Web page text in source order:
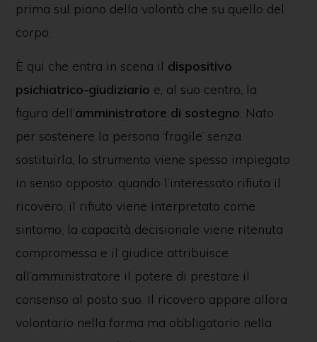
prima sul piano della volontà che su quello del
corpo.
È qui che entra in scena il dispositivo
psichiatrico-giudiziario e, al suo centro, la
figura dell’amministratore di sostegno. Nato
per sostenere la persona ‘fragile’ senza
sostituirla, lo strumento viene spesso impiegato
in senso opposto: quando l’interessato rifiuta il
ricovero, il rifiuto viene interpretato come
sintomo, la capacità decisionale viene ritenuta
compromessa e il giudice attribuisce
all’amministratore il potere di prestare il
consenso al posto suo. Il ricovero appare allora
volontario nella forma ma obbligatorio nella